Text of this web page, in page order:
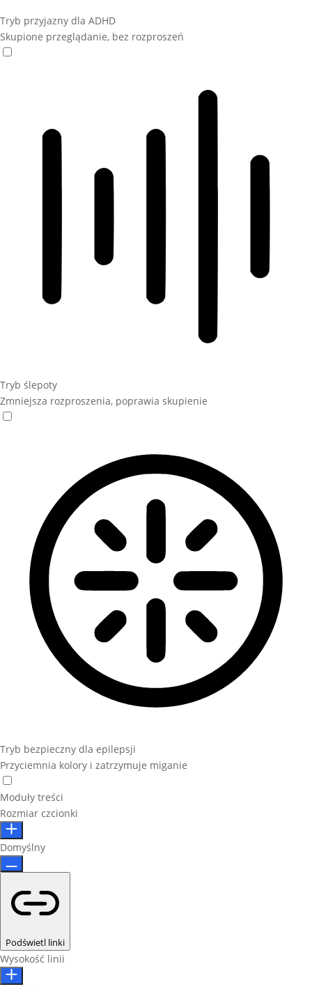
Tryb przyjazny dla ADHD
Skupione przeglądanie, bez rozproszeń
Tryb ślepoty
Zmniejsza rozproszenia, poprawia skupienie
Tryb bezpieczny dla epilepsji
Przyciemnia kolory i zatrzymuje miganie
Moduły treści
Rozmiar czcionki
Domyślny
Podświetl linki
Wysokość linii